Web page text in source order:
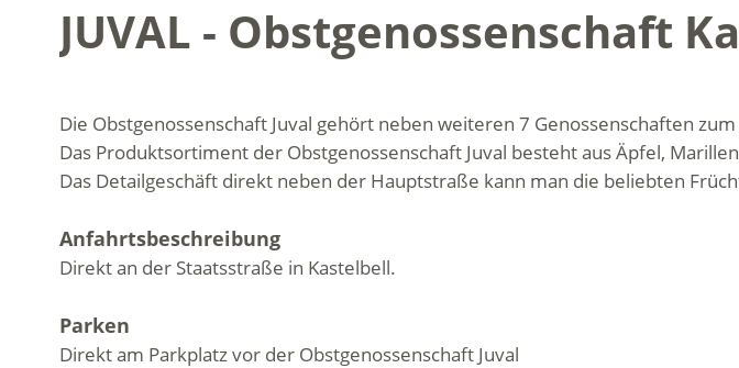
JUVAL - Obstgenossenschaft
Die Obstgenossenschaft Juval gehört neben weiteren 7 Genossenschaften
Das Produktsortiment der Obstgenossenschaft Juval besteht aus Äpfel,
Das Detailgeschäft direkt neben der Hauptstraße kann man die beliebten
Anfahrtsbeschreibung
Direkt an der Staatsstraße in Kastelbell.
Parken
Direkt am Parkplatz vor der Obstgenossenschaft Juval